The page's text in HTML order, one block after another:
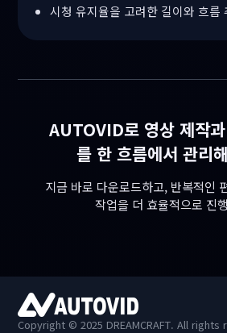
시청 유지율을 고려한 길이와 흐름
AUTOVID로 영상 제작
를 한 흐름에서 관리
지금 바로 다운로드하고, 반복적인
작업을 더 효율적으로 진
Copyright © 2025 DREAMCRAFT. All rights